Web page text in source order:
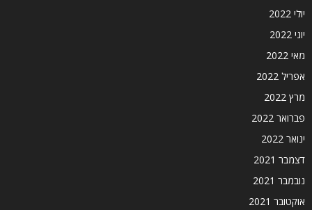
יולי 2022
יוני 2022
מאי 2022
אפריל 2022
מרץ 2022
פברואר 2022
ינואר 2022
דצמבר 2021
נובמבר 2021
אוקטובר 2021